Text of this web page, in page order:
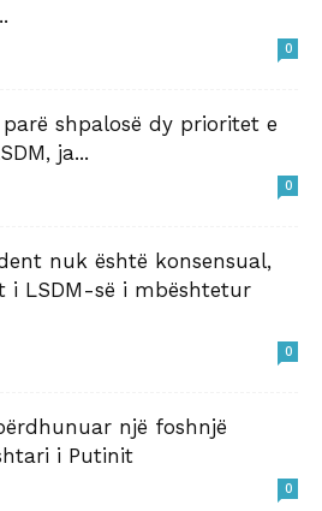
0
shpalosë dy prioritet e
ja...
0
nuk është konsensual,
i LSDM-së i mbështetur
0
një foshnjë
i Putinit
0